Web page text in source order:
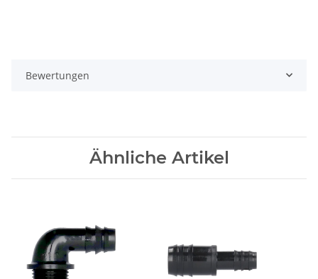
Bewertungen
Ähnliche Artikel